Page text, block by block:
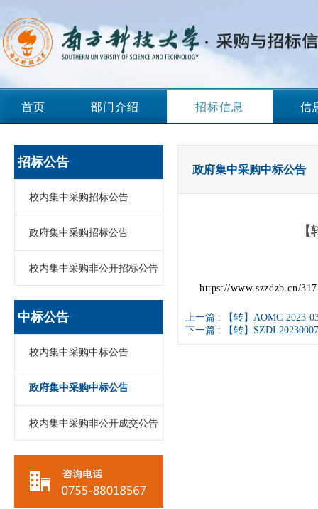
首页 部门介绍 招标信息 信
招标公告
校内集中采购招标公告
政府集中采购招标公告
校内集中采购非公开招标公告
中标公告
校内集中采购中标公告
政府集中采购中标公告
校内集中采购非公开成交公告
政府集中采购中标公告
https://www.szzdzb.cn/
上一篇 :
【转】AOMC-2023-
下一篇 :
【转】